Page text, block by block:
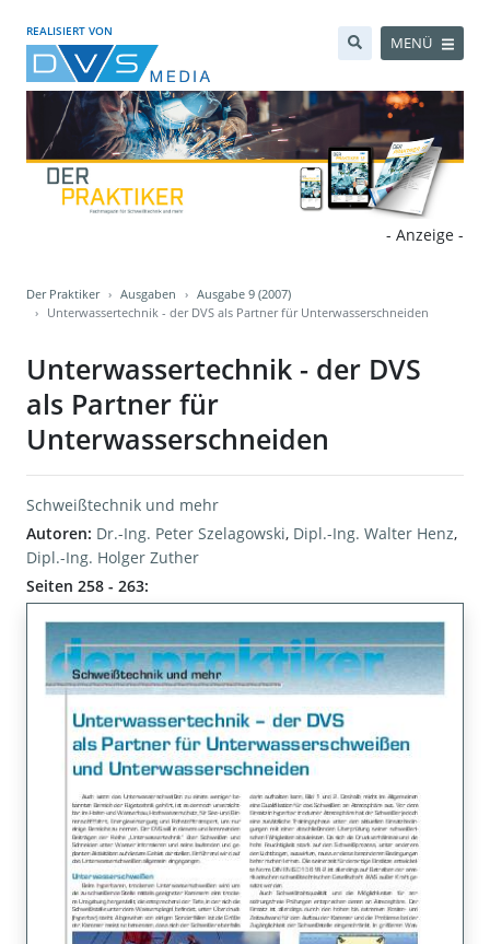
REALISIERT VON
MENÜ
- Anzeige -
Der Praktiker Ausgaben
Ausgabe 9 (2007)
Unterwassertechnik - der DVS als Partner für Unterwasserschneiden
Unterwassertechnik - der DVS
als Partner für
Unterwasserschneiden
Schweißtechnik und mehr
Autoren: Dr.-Ing. Peter Szelagowski, Dipl.-Ing. Walter Henz,
Dipl.-Ing. Holger Zuther
Seiten 258 - 263: